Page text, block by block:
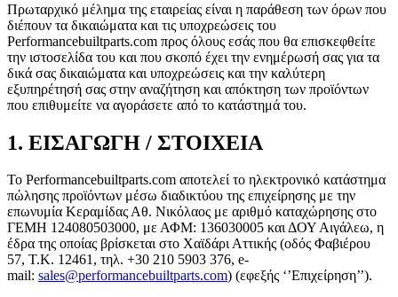
Πρωταρχικό μέλημα της εταιρείας είναι η παράθεση των όρων που
διέπουν τα δικαιώματα και τις υποχρεώσεις του
Performancebuiltparts.com προς όλους εσάς που θα επισκεφθείτε
την ιστοσελίδα του και που σκοπό έχει την ενημέρωσή σας για τα
δικά σας δικαιώματα και υποχρεώσεις και την καλύτερη
εξυπηρέτησή σας στην αναζήτηση και απόκτηση των προϊόντων
που επιθυμείτε να αγοράσετε από το κατάστημά του.
1. ΕΙΣΑΓΩΓΗ / ΣΤΟΙΧΕΙΑ
Το Performancebuiltparts.com αποτελεί το ηλεκτρονικό κατάστημα
πώλησης προϊόντων μέσω διαδικτύου της επιχείρησης με την
επωνυμία Κεραμίδας Αθ. Νικόλαος με αριθμό καταχώρησης στο
ΓΕΜΗ 124080503000, με ΑΦΜ: 136030005 και ΔΟΥ Αιγάλεω, η
έδρα της οποίας βρίσκεται στο Χαϊδάρι Αττικής (οδός Φαβιέρου
57, Τ.Κ. 12461, τηλ. +30 210 5903 376, e-
mail: sales@performancebuiltparts.com) (εφεξής ‘’Επιχείρηση’’).